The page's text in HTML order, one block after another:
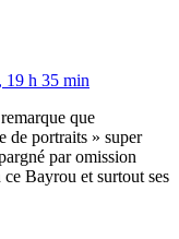
19 h 35 min
que
de portraits » super
par omission
Bayrou et surtout ses